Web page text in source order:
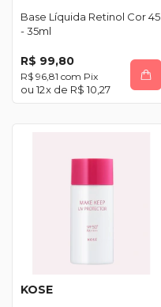
Base Líquida Retinol Cor 45
- 35ml
R$ 99,80
R$ 96,81 com Pix
12x de R$ 10,27
KOSE